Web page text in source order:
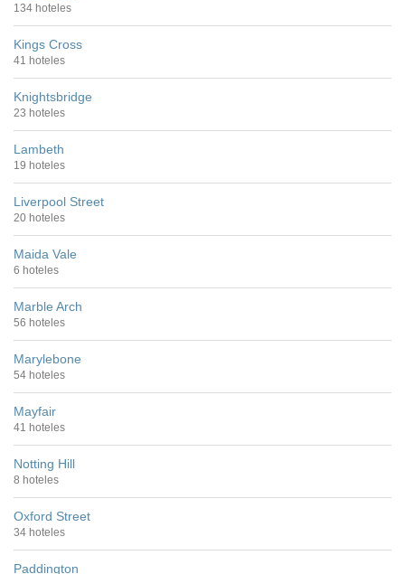
134 hoteles
Kings Cross
41 hoteles
Knightsbridge
23 hoteles
Lambeth
19 hoteles
Liverpool Street
20 hoteles
Maida Vale
6 hoteles
Marble Arch
56 hoteles
Marylebone
54 hoteles
Mayfair
41 hoteles
Notting Hill
8 hoteles
Oxford Street
34 hoteles
Paddington